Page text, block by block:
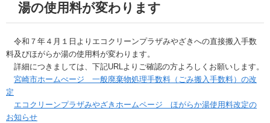
湯の使用料が変わります
令和７年４月１日よりエコクリーンプラザみやざきへの直接搬入手数
料及びほがらか湯の使用料が変わります。
詳細につきましては、下記URLよりご確認の方よろしくお願いします。
宮崎市ホームぺージ 一般廃棄物処理手数料（ごみ搬入手数料）の改
定
エコクリーンプラザみやざきホームページ ほがらか湯使用料改定の
お知らせ